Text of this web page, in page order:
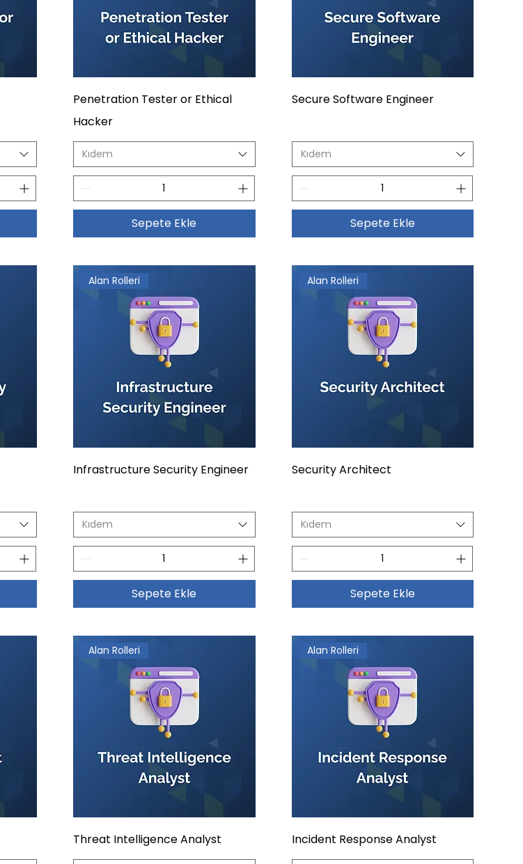
Penetration Tester or Ethical
Hacker
Kıdem
Sepete Ekle
Secure Software Engineer
Kıdem
Sepete Ekle
Alan Rolleri
Infrastructure Security Engineer
Kıdem
Sepete Ekle
Alan Rolleri
Security Architect
Kıdem
Sepete Ekle
Alan Rolleri
Threat Intelligence Analyst
Alan Rolleri
Incident Response Analyst